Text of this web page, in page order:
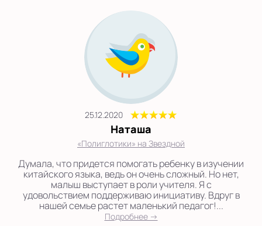
25.12.2020
Наташа
«Полиглотики» на Звездной
Думала, что придется помогать ребенку в изучении
китайского языка, ведь он очень сложный. Но нет,
малыш выступает в роли учителя. Я с
удовольствием поддерживаю инициативу. Вдруг в
нашей семье растет маленький педагог!...
Подробнее →